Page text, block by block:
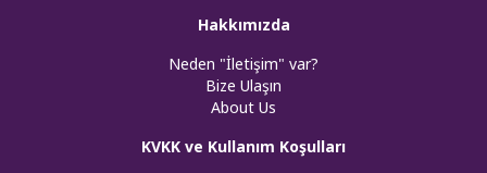
Hakkımızda
Neden "İletişim" var?
Bize Ulaşın
About Us
KVKK ve Kullanım Koşulları